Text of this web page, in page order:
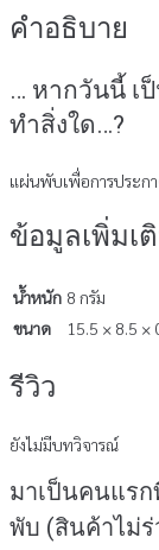
เลือก
แผ่น
พับ
ไม่
รายการ)
คำอธิบาย
… หากวันนี้ เ
ทำสิ่งใด…?
แผ่นพับเพื่อการประก
ข้อมูลเพิ่มเ
น้ำหนัก 8 กรัม
ขนาด
15.5 × 8.5 ×
รีวิว
ยังไม่มีบทวิจารณ์
มาเป็นคนแร
พับ (สินค้าไม่ร่